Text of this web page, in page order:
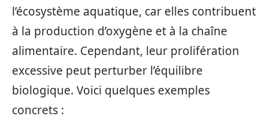
l’écosystème aquatique, car elles contribuent
à la production d’oxygène et à la chaîne
alimentaire. Cependant, leur prolifération
excessive peut perturber l’équilibre
biologique. Voici quelques exemples
concrets :